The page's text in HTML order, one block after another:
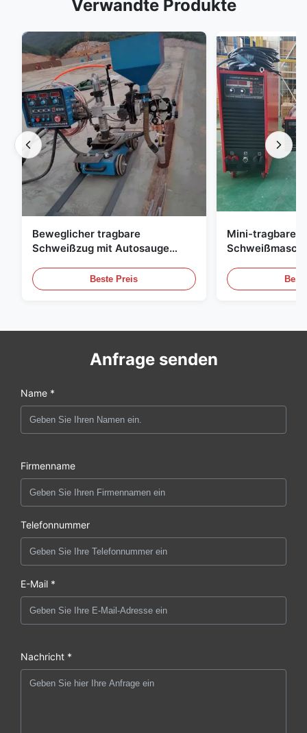
Verwandte Produkte
Beweglicher tragbare
Schweißzug mit Autosauge
Schweißwagen für den
Schiffbau
Beste Preis
Mini-tragbare
Anfrage senden
Name *
Firmenname
Telefonnummer
E-Mail *
Nachricht *